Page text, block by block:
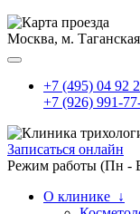
Москва, м. Таганская
+7 (495) 04 92
+7 (926) 991-
Записаться онлайн
Режим работы (Пн -
О клинике ↓